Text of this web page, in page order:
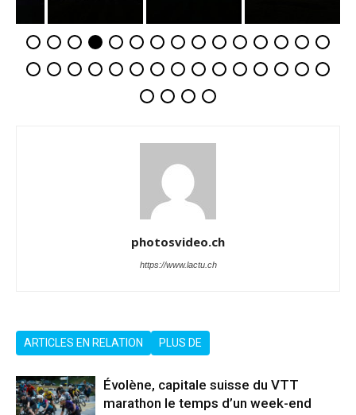
photosvideo.ch
https://www.lactu.ch
ARTICLES EN RELATION PLUS DE
Évolène, capitale suisse du VTT
marathon le temps d’un week-end